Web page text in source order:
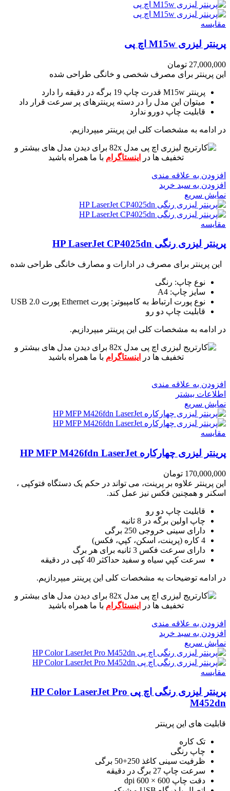
مقايسه
پرینتر لیزری M15w اچ پی
27,000,000 تومان
این پرینتر برای مصرف شخصی و خانگی طراحی شده
پرینتر M15w قدرت چاپ 19 برگه در دقیقه را دارد
میتوان این مدل را در دسته پرینترهای پر سرعت قرار داد
قابلیت چاپ دورو ندارد
در ادامه به مشخصات کلی این پرینتر میپردازیم.
برای دیدن مدل های بیشتر و
تخفیف ها در
اینستاگرام با ما همراه باشید
افزودن به علاقه مندی
افزودن به سبد خرید
نمایش سریع
مقايسه
پرینتر لیزری رنگی HP LaserJet CP4025dn
این پرینتر برای مصرف در ادارات و مصارف خانگی طراحی شده
نوع چاپ: رنگی
سایز چاپ: A4
نوع پورت ارتباط به کامپیوتر: پورت Ethernet پورت USB 2.0
قابلیت چاپ دو رو
در ادامه به مشخصات کلی این پرینتر میپردازیم.
برای دیدن مدل های بیشتر و
تخفیف ها در
اینستاگرام با ما همراه باشید
افزودن به علاقه مندی
اطلاعات بیشتر
نمایش سریع
مقايسه
پرینتر لیزری چهارکاره HP MFP M426fdn LaserJet
170,000,000 تومان
این پرینتر علاوه بر پرینت، می تواند در حکم یک دستگاه فتوکپی ،
اسکنر و همچنین فکس نیز عمل کند.
قابلیت چاپ دو رو
چاپ اولین برگه در 8 ثانیه
دارای سینی خروجی 250 برگی
4 کاره (پرينت، اسکن، کپي، فکس)
دارای سرعت فکس 3 ثانیه برای هر برگ
سرعت کپي سياه و سفيد حداکثر 40 کپی در دقیقه
در ادامه توضیحات به مشخصات کلی این پرینتر میپردازیم.
برای دیدن مدل های بیشتر و
تخفیف ها در
اینستاگرام با ما همراه باشید
افزودن به علاقه مندی
افزودن به سبد خرید
نمایش سریع
مقايسه
پرینتر لیزری رنگی اچ پی HP Color LaserJet Pro
M452dn
قابلیت های این پرینتر
تک کاره
چاپ رنگی
ظرفیت سینی کاغذ 250+50 برگی
سرعت چاپ 27 برگ در دقیقه
دقت چاپ 600 × 600 dpi